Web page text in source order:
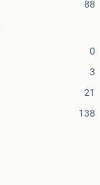
88
0
3
21
138